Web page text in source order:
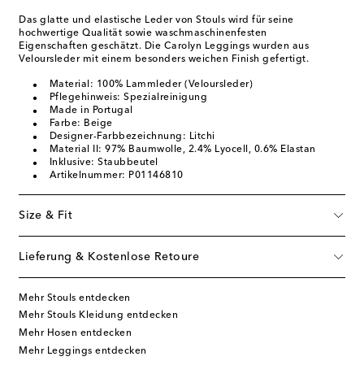
Das glatte und elastische Leder von Stouls wird für seine
hochwertige Qualität sowie waschmaschinenfesten
Eigenschaften geschätzt. Die Carolyn Leggings wurden aus
Veloursleder mit einem besonders weichen Finish gefertigt.
Material: 100% Lammleder (Veloursleder)
Pflegehinweis: Spezialreinigung
Made in Portugal
Farbe: Beige
Designer-Farbbezeichnung: Litchi
Material II: 97% Baumwolle, 2.4% Lyocell, 0.6% Elastan
Inklusive: Staubbeutel
Artikelnummer: P01146810
Size & Fit
Lieferung & Kostenlose Retoure
Mehr Stouls entdecken
Mehr Stouls Kleidung entdecken
Mehr Hosen entdecken
Mehr Leggings entdecken